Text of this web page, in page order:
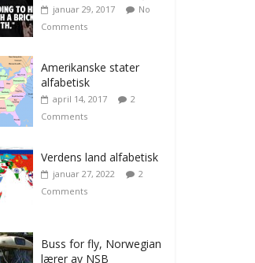
januar 29, 2017
No
Comments
Amerikanske stater
alfabetisk
april 14, 2017
2
Comments
Verdens land alfabetisk
januar 27, 2022
2
Comments
Buss for fly, Norwegian
lærer av NSB